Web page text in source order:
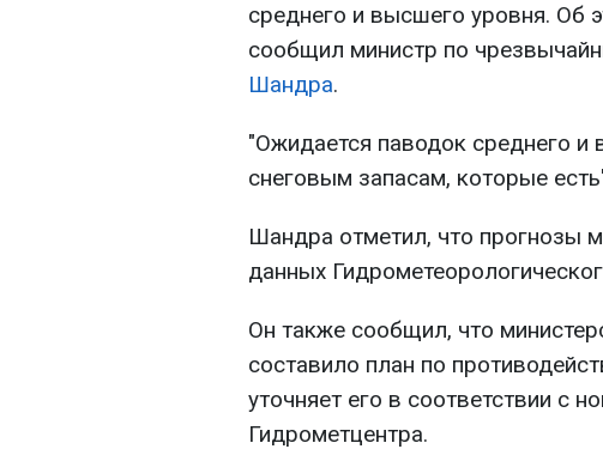
среднего и высшего уровня. Об
сообщил министр по
Шандра.
"Ожидается паводок среднего
снеговым запасам, которые
Шандра отметил, что прогнозы
данных
Он также сообщил, что
составило план по
уточняет его в соответствии с
Гидрометцентра.